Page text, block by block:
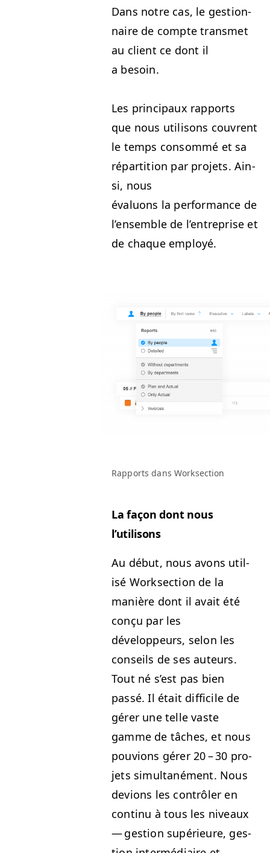
Dans notre cas, le ges­tion­
naire de compte trans­met
au client ce dont il
a besoin.
Les prin­ci­paux rap­ports
que nous util­isons cou­vrent
le temps con­som­mé et sa
répar­ti­tion par pro­jets. Ain­
si, nous
éval­u­ons la per­for­mance de
l’ensem­ble de l’en­tre­prise et
de chaque employé.
Rap­ports dans Worksection
La façon dont nous
l’utilisons
Au début, nous avons util­
isé Work­sec­tion de la
manière dont il avait été
conçu par les
développeurs, selon les
con­seils de ses auteurs.
Tout né s’est pas bien
passé. Il était dif­fi­cile de
gér­er une telle vaste
gamme de tâch­es, et nous
pou­vions gér­er 20 – 30 pro­
jets simul­tané­ment. Nous
devions les con­trôler en
con­tinu à tous les niveaux
— ges­tion supérieure, ges­